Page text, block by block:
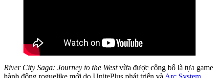
River City Saga: Journey to the Westvừa được công bố là tựa game
hành động roguelike mới do UnitePlus phát triển và Arc System